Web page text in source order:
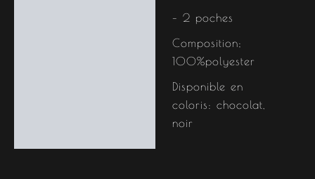
– 2 poches
Composition;
100%polyester
Disponible en
coloris: chocolat,
noir